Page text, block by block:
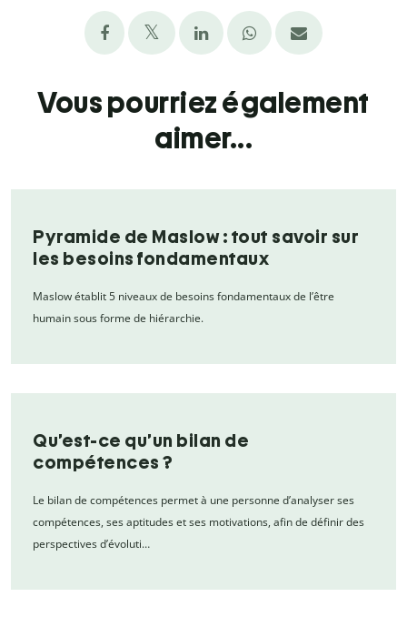
Vous pourriez également
aimer...
Pyramide de Maslow : tout savoir sur
les besoins fondamentaux
Maslow établit 5 niveaux de besoins fondamentaux de l’être
humain sous forme de hiérarchie.
Qu’est-ce qu’un bilan de
compétences ?
Le bilan de compétences permet à une personne d’analyser ses
compétences, ses aptitudes et ses motivations, afin de définir des
perspectives d’évoluti…